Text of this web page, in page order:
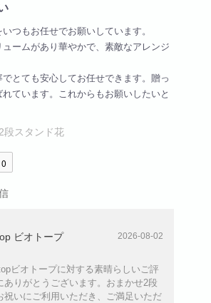
つもお任せでお願いしています。
ュームがあり華やかで、素敵なアレンジ
とても安心してお任せできます。贈っ
ています。これからもお願いしたいと
段スタンド花
0
ビオトープ 2026-08-02
ビオトープに対する素晴らしいご評
ありがとうございます。おまかせ2段
祝いにご利用いただき、ご満足いただ